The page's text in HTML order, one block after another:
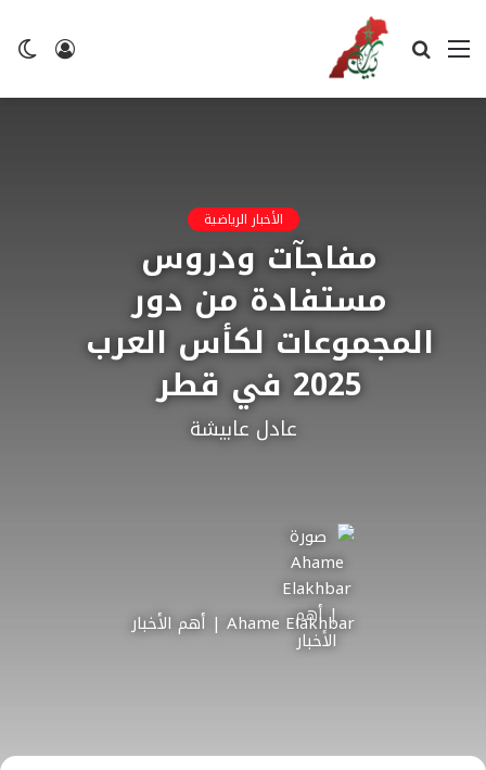
تسجيل
القائمة بحث
الأخبار الرياضية
مفاجآت ودروس
مستفادة من دور
المجموعات لكأس العرب
2025 في قطر
عادل عابيشة
Ahame Elakhbar | أهم الأخبار